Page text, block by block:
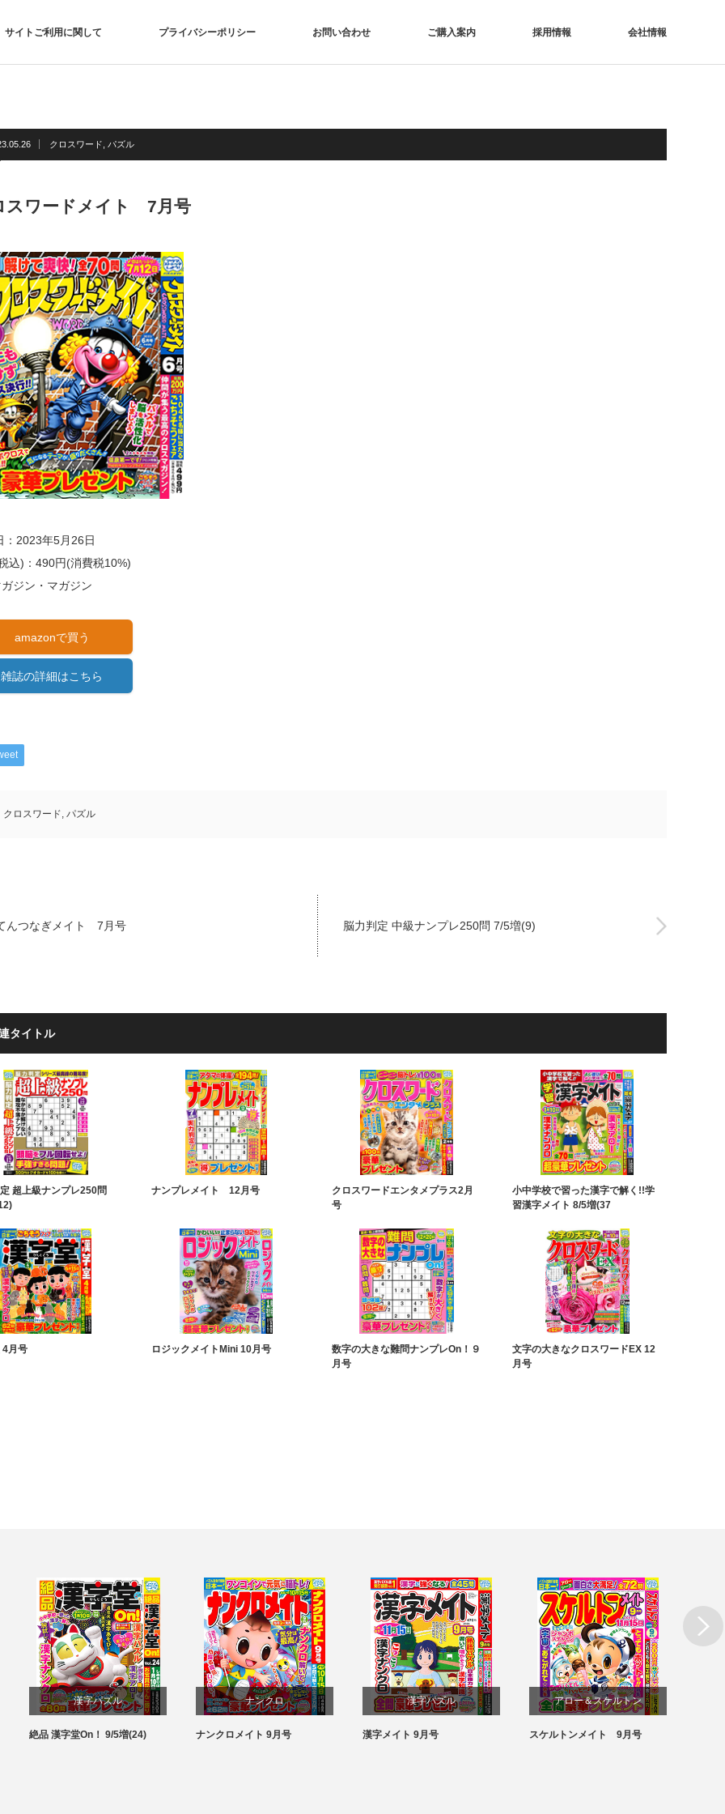
サイトご利用に関して プライバシーポリシー お問い合わせ ご購入案内 採用情報 会社情報
クロスワード パズル
スワードメイト 7月号
：2023年5月26日
込)：490円(消費税10%)
ジン・マガジン
amazonで買う
雑誌の詳細はこちら
クロスワード, パズル
んつなぎメイト 7月号 脳力判定 中級ナンプレ250問 7/5増(9)
タイトル
超上級ナンプレ250問
ナンプレメイト 12月号
クロスワードエンタメプラス2月
号
小中学校で習った漢字で解く!!学
習漢字メイト 8/5増(37
4月号 ロジックメイトMini 10月号
数字の大きな難問ナンプレOn！９
月号
文字の大きなクロスワードEX 12
月号
漢字パズル
パズル
絶品 漢字堂On！ 9/5増(24)
ナンクロ
パズル
ナンクロメイト 9月号
漢字パズル
パズル
漢字メイト 9月号
アロー＆スケルトン
パズル
スケルトンメイト 9月号